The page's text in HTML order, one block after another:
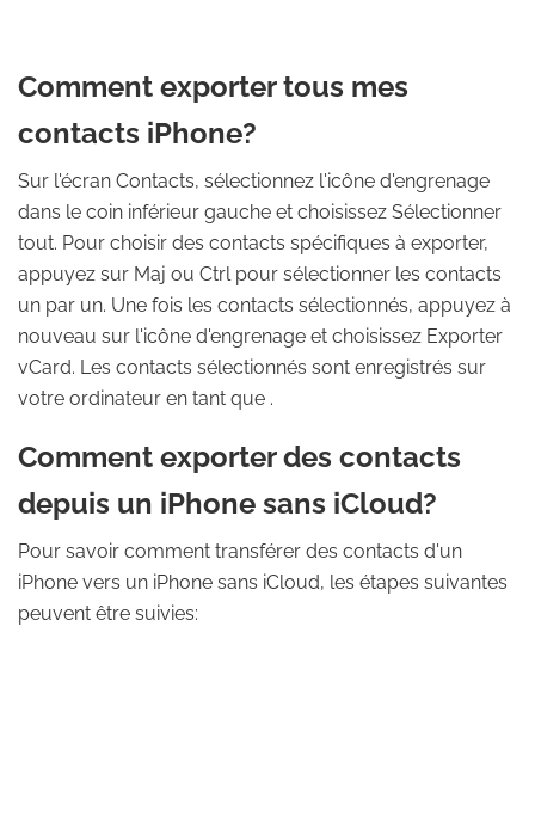
Comment exporter tous mes
contacts iPhone?
Sur l'écran Contacts, sélectionnez l'icône d'engrenage
dans le coin inférieur gauche et choisissez Sélectionner
tout. Pour choisir des contacts spécifiques à exporter,
appuyez sur Maj ou Ctrl pour sélectionner les contacts
un par un. Une fois les contacts sélectionnés, appuyez à
nouveau sur l'icône d'engrenage et choisissez Exporter
vCard. Les contacts sélectionnés sont enregistrés sur
votre ordinateur en tant que .
Comment exporter des contacts
depuis un iPhone sans iCloud?
Pour savoir comment transférer des contacts d'un
iPhone vers un iPhone sans iCloud, les étapes suivantes
peuvent être suivies: